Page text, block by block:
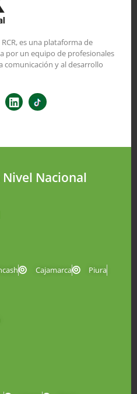
es una plataforma de
por un equipo de profesionales
comunicación y al desarrollo
Nivel Nacional
Cajamarca
Piura